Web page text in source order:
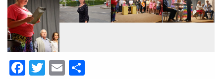
Facebook
Twitter
Email